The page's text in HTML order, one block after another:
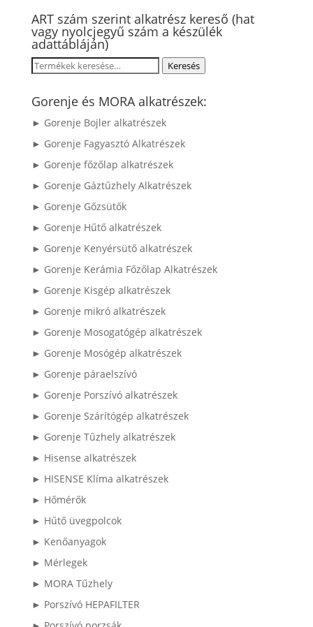
ART szám szerint alkatrész kereső (hat
vagy nyolcjegyű szám a készülék
adattábláján)
Keresés
következőre:
Keresés
Gorenje és MORA alkatrészek:
► Gorenje Bojler alkatrészek
► Gorenje Fagyasztó Alkatrészek
► Gorenje főzőlap alkatrészek
► Gorenje Gáztűzhely Alkatrészek
► Gorenje Gőzsütők
► Gorenje Hűtő alkatrészek
► Gorenje Kenyérsütő alkatrészek
► Gorenje Kerámia Főzőlap Alkatrészek
► Gorenje Kisgép alkatrészek
► Gorenje mikró alkatrészek
► Gorenje Mosogatógép alkatrészek
► Gorenje Mosógép alkatrészek
► Gorenje páraelszívó
► Gorenje Porszívó alkatrészek
► Gorenje Szárítógép alkatrészek
► Gorenje Tűzhely alkatrészek
► Hisense alkatrészek
► HISENSE Klíma alkatrészek
► Hőmérők
► Hűtő üvegpolcok
► Kenőanyagok
► Mérlegek
► MORA Tűzhely
► Porszívó HEPAFILTER